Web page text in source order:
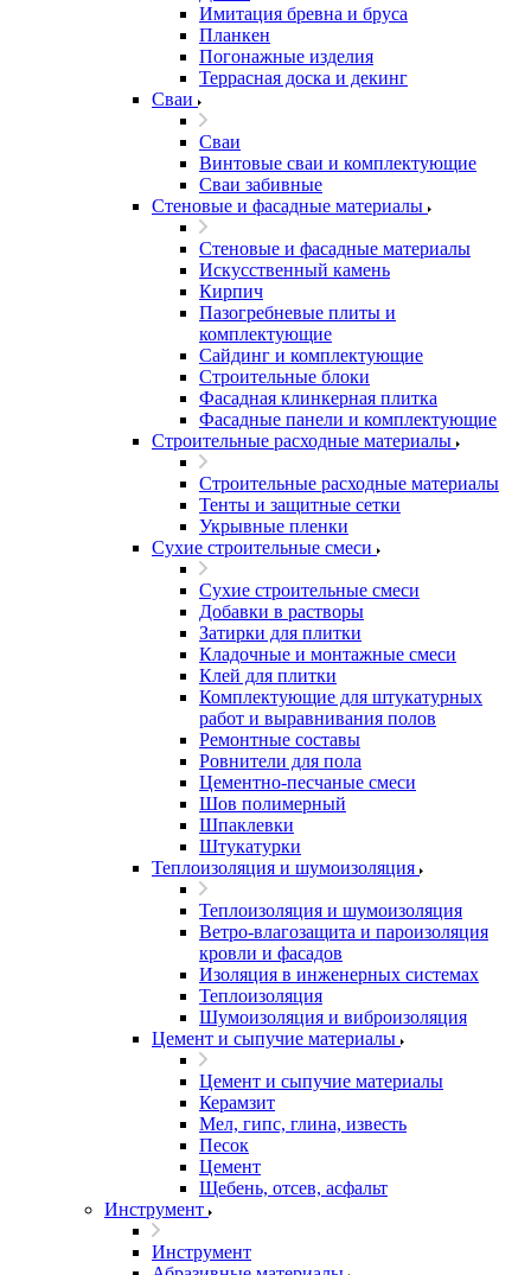
Имитация бревна и бруса
Планкен
Погонажные изделия
Террасная доска и декинг
Сваи
Сваи
Винтовые сваи и комплектующие
Сваи забивные
Стеновые и фасадные материалы
Стеновые и фасадные материалы
Искусственный камень
Кирпич
Пазогребневые плиты и
комплектующие
Сайдинг и комплектующие
Строительные блоки
Фасадная клинкерная плитка
Фасадные панели и комплектующие
Строительные расходные материалы
Строительные расходные материалы
Тенты и защитные сетки
Укрывные пленки
Сухие строительные смеси
Сухие строительные смеси
Добавки в растворы
Затирки для плитки
Кладочные и монтажные смеси
Клей для плитки
Комплектующие для штукатурных
работ и выравнивания полов
Ремонтные составы
Ровнители для пола
Цементно-песчаные смеси
Шов полимерный
Шпаклевки
Штукатурки
Теплоизоляция и шумоизоляция
Теплоизоляция и шумоизоляция
Ветро-влагозащита и пароизоляция
кровли и фасадов
Изоляция в инженерных системах
Теплоизоляция
Шумоизоляция и виброизоляция
Цемент и сыпучие материалы
Цемент и сыпучие материалы
Керамзит
Мел, гипс, глина, известь
Песок
Цемент
Щебень, отсев, асфальт
Инструмент
Инструмент